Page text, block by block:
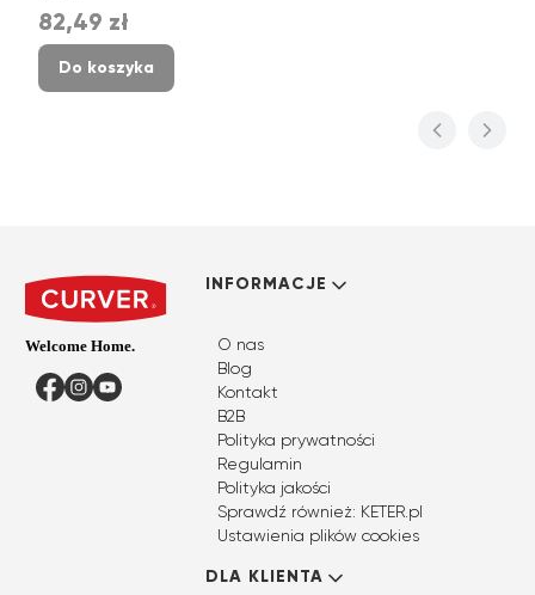
Cena
82,49 zł
Do koszyka
Facebook
Instagram
YouTube
Linki w stopce
INFORMACJE
O nas
Blog
Kontakt
B2B
Polityka prywatności
Regulamin
Polityka jakości
Sprawdź również: KETER.pl
Ustawienia plików cookies
DLA KLIENTA